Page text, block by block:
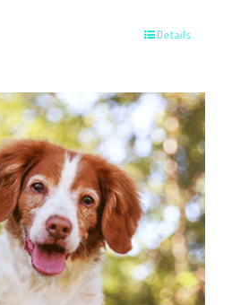
Details